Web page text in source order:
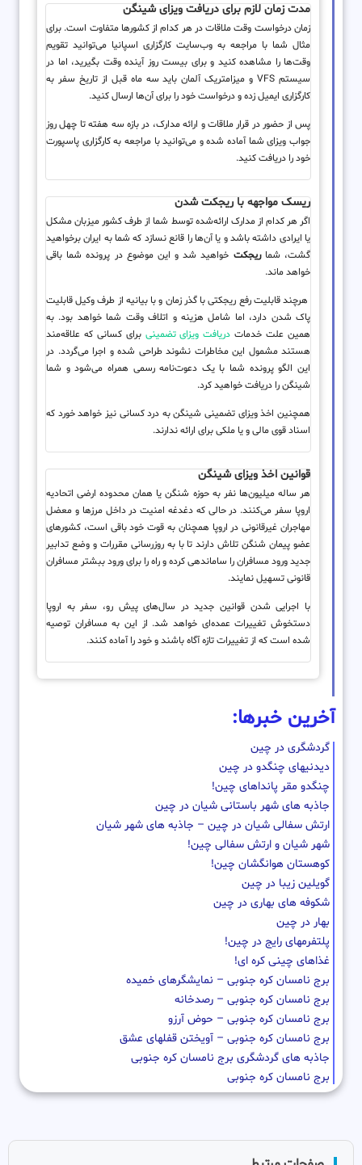
مدت زمان لازم برای دریافت ویزای شینگن
زمان درخواست وقت ملاقات در هر کدام از کشورها متفاوت است. برای
مثال شما با مراجعه به وب‌سایت کارگزاری اسپانیا می‌توانید تقویم
وقت‌ها را مشاهده کنید و برای بیست روز آینده وقت بگیرید، اما در
سیستم VFS و میزامتریک آلمان باید سه ماه قبل از تاریخ سفر به
کارگزاری ایمیل زده و درخواست خود را برای آن‌ها ارسال کنید.
پس از حضور در قرار ملاقات و ارائه مدارک، در بازه سه هفته تا چهل روز
جواب ویزای شما آماده شده و می‌توانید با مراجعه به کارگزاری پاسپورت
خود را دریافت کنید.
ریسک مواجهه با ریجکت شدن
اگر هر کدام از مدارک ارائه‌شده توسط شما از طرف کشور میزبان مشکل
یا ایرادی داشته باشد و یا آن‌ها را قانع نسازد که شما به ایران برخواهید
گشت، شماریجکت خواهید شد و این موضوع در پرونده شما باقی
خواهد ماند.
هرچند قابلیت رفع ریجکتی با گذر زمان و با بیانیه از طرف وکیل قابلیت
پاک شدن دارد، اما شامل هزینه و اتلاف وقت شما خواهد بود. به
همین علت خدمات دریافت ویزای تضمینی برای کسانی که علاقه‌مند
هستند مشمول این مخاطرات نشوند طراحی شده و اجرا می‌گردد. در
این الگو پرونده شما با یک دعوت‌نامه رسمی همراه می‌شود و شما
شینگن را دریافت خواهید کرد.
همچنین اخذ ویزای تضمینی شینگن به درد کسانی نیز خواهد خورد که
اسناد قوی مالی و یا ملکی برای ارائه ندارند.
قوانین اخذ ویزای شینگن
هر ساله میلیون‌ها نفر به حوزه شنگن یا همان محدوده ارضی اتحادیه
اروپا سفر می‌کنند. در حالی که دغدغه امنیت در داخل مرزها و معضل
مهاجران غیرقانونی در اروپا همچنان به قوت خود باقی است، کشورهای
عضو پیمان شنگن تلاش دارند تا با به روزرسانی مقررات و وضع تدابیر
جدید ورود مسافران را ساماندهی کرده و راه را برای ورود ببشتر مسافران
قانونی تسهیل نمایند.
با اجرایی شدن قوانین جدید در سال‌های پیش رو، سفر به اروپا
دستخوش تغییرات عمده‌‌ای خواهد شد. از این به مسافران توصیه
شده است که از تغییرات تازه آگاه باشند و خود را آماده کنند.
آخرین خبرها:
گردشگری در چین
دیدنیهای چنگدو در چین
چنگدو مقر پانداهای چین!
جاذبه های شهر باستانی شیان در چین
ارتش سفالی شیان در چین – جاذبه های شهر شیان
شهر شیان و ارتش سفالی چین!
کوهستان هوانگشان چین!
گویلین زیبا در چین
شکوفه های بهاری در چین
بهار در چین
پلتفرمهای رایج در چین!
غذاهای چینی کره ای!
برج نامسان کره جنوبی – نمایشگرهای خمیده
برج نامسان کره جنوبی – رصدخانه
برج نامسان کره جنوبی – حوض آرزو
برج نامسان کره جنوبی – آویختن قفلهای عشق
جاذبه های گردشگری برج نامسان کره جنوبی
برج نامسان کره جنوبی